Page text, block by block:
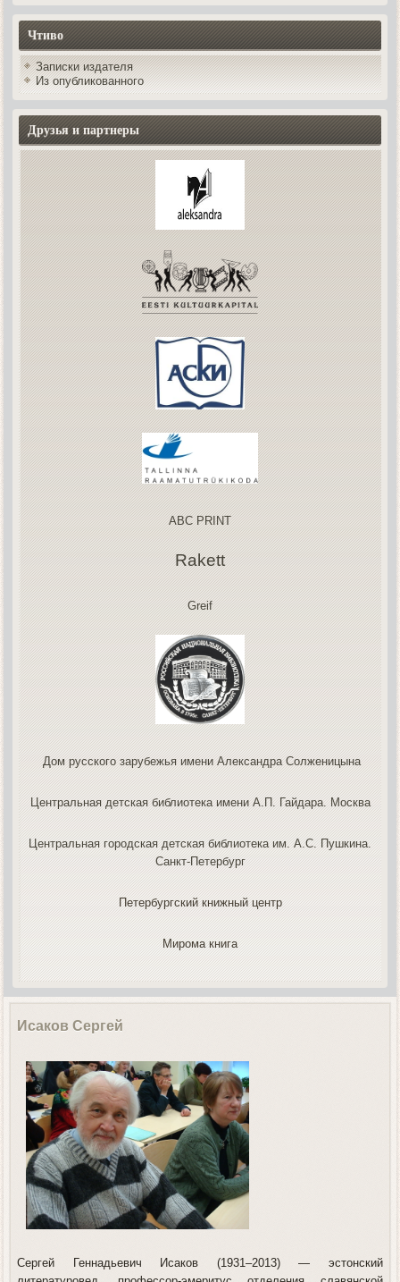
Чтиво
Записки издателя
Из опубликованного
Друзья и партнеры
ABC PRINT
Rakett
Greif
Дом русского зарубежья имени Александра Солженицына
Центральная детская библиотека имени А.П. Гайдара. Москва
Центральная городская детская библиотека им. А.С. Пушкина.
Санкт-Петербург
Петербургский книжный центр
Мирома книга
Исаков Сергей
Сергей Геннадьевич Исаков (1931–2013) — эстонский